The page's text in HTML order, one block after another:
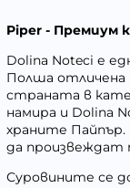
Piper - Премиум
Dolina Noteci е
Полша отличена
страната в
намира и Dolina
храните
да произвеждат
Суровините се